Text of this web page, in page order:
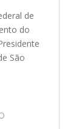
de
do
São